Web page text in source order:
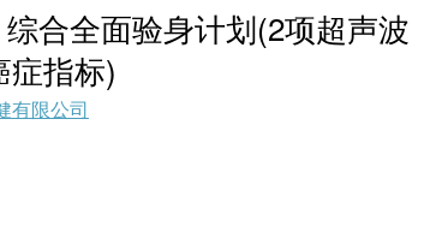
合全面验身计划(2项超声波
症指标)
有限公司